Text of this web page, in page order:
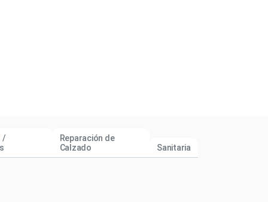
/
Reparación de
Calzado
Sanitaria